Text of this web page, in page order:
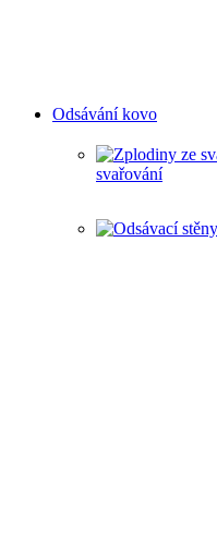
Odsávání kovo
svařování